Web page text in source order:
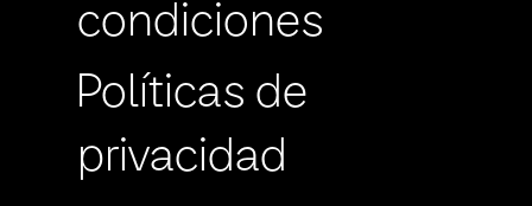
condiciones
Políticas de
privacidad